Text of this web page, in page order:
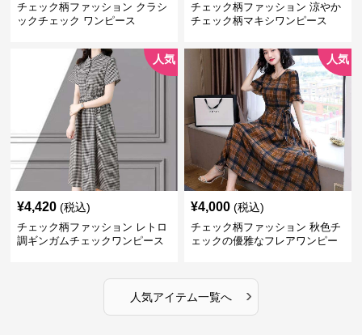
チェック柄ファッション クラシ
ックチェック ワンピース
チェック柄ファッション 涼やか
チェック柄マキシワンピース
人気
¥4,420 (税込)
チェック柄ファッション レトロ
調ギンガムチェックワンピース
人気
¥4,000 (税込)
チェック柄ファッション 秋色チ
ェックの優雅なフレアワンピー
人気アイテム一覧へ ›